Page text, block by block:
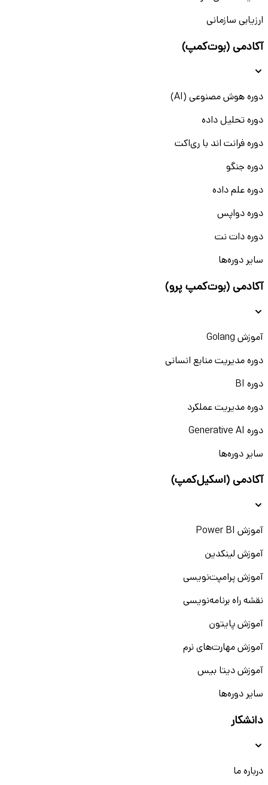
ارزیابی سازمانی
آکادمی (بوت‌کمپ)
دوره هوش مصنوعی (AI)
دوره تحلیل داده
دوره فرانت اند با ری‌اکت
دوره جنگو
دوره علم داده
دوره دواپس
دوره دات نت
سایر دوره‌ها
آکادمی (بوت‌کمپ پرو)
آموزش Golang
دوره مدیریت منابع انسانی
دوره BI
دوره مدیریت عملکرد
دوره Generative AI
سایر دوره‌ها
آکادمی (اسکیل‌کمپ)
آموزش Power BI
آموزش لینکدین
آموزش پرامپت‌نویسی
نقشه راه برنامه‌نویسی
آموزش پایتون
آموزش مهارت‌های نرم
آموزش دیتا بیس
سایر دوره‌ها
دانشکار
درباره ما